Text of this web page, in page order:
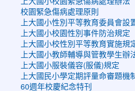
校園緊急傷病處理原則
上大國小性別平等教育委員會設
上大國小校園性別事件防治規定
上大國小校性別平等教育實施規
上大國小教師輔導與管教學生辦
上大國小服裝儀容(服儀)規定
上大國民小學定期評量命審題機
60週年校慶紀念特刊